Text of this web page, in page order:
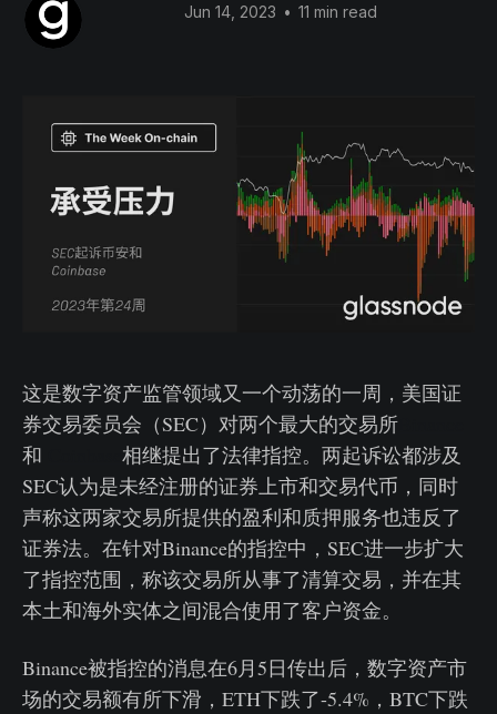
Jun 14, 2023 • 11 min read
这是数字资产监管领域又一个动荡的一周，美国证
券交易委员会（SEC）对两个最大的交易所
和
相继提出了法律指控。两起诉讼都涉及
SEC认为是未经注册的证券上市和交易代币，同时
声称这两家交易所提供的盈利和质押服务也违反了
证券法。在针对Binance的指控中，SEC进一步扩大
了指控范围，称该交易所从事了清算交易，并在其
本土和海外实体之间混合使用了客户资金。
Binance被指控的消息在6月5日传出后，数字资产市
场的交易额有所下滑，ETH下跌了-5.4%，BTC下跌